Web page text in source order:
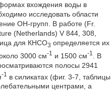
вхождения воды в
исследовать области
ОН-групп. В работе (Fr.
(Netherlands) V 844, 308,
для КНСО3 определяется их
3000 см-1 и 1500 см-1
. В
полосы 2941
-1
в силикатах (фиг. 3-7, таблицы
центрами, а